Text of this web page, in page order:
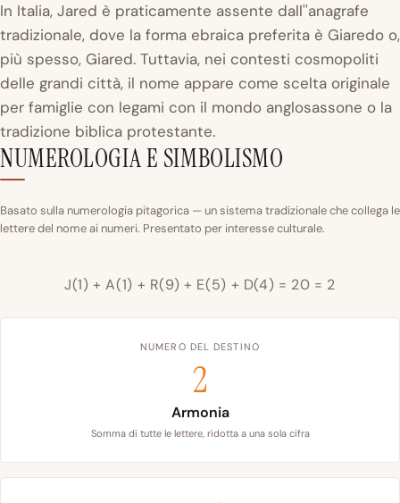
In Italia, Jared è praticamente assente dall''anagrafe
tradizionale, dove la forma ebraica preferita è Giaredo o,
più spesso, Giared. Tuttavia, nei contesti cosmopoliti
delle grandi città, il nome appare come scelta originale
per famiglie con legami con il mondo anglosassone o la
tradizione biblica protestante.
NUMEROLOGIA E SIMBOLISMO
Basato sulla numerologia pitagorica — un sistema tradizionale che collega le
lettere del nome ai numeri. Presentato per interesse culturale.
J(1) + A(1) + R(9) + E(5) + D(4) = 20 = 2
NUMERO DEL DESTINO
2
Armonia
Somma di tutte le lettere, ridotta a una sola cifra